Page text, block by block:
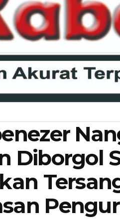
BISNIS EKONOMI HANKAM
Diborgol